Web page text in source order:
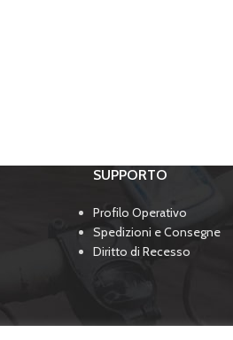
SUPPORTO
Profilo Operativo
Spedizioni e Consegne
Diritto di Recesso